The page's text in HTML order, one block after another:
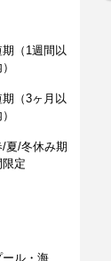
期（1週間以
期（3ヶ月以
/夏/冬休み期
限定
ール・海